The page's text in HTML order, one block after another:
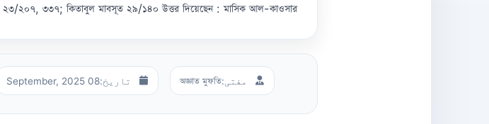
২৩/২০৭, ৩৩৭; কিতাবুল মাবসূত ২৯/১৪০ উত্তর দিয়েছেন : মাসিক আল-কাওসার
مفتی:অজ্ঞাত মুফতি تاریخ:08 September, 2025